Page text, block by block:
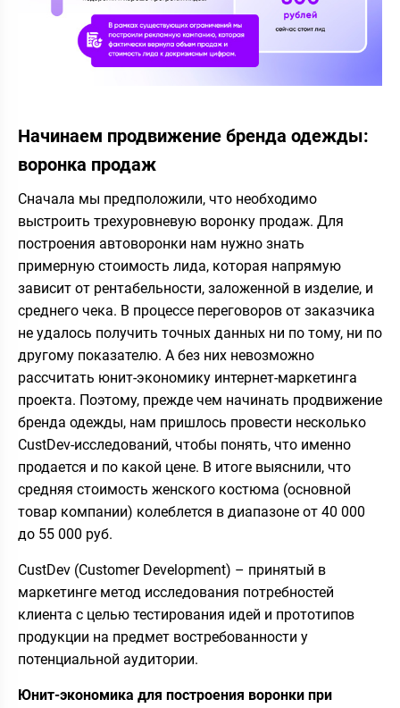
Начинаем продвижение бренда одежды:
воронка продаж
Сначала мы предположили, что необходимо
выстроить трехуровневую воронку продаж. Для
построения автоворонки нам нужно знать
примерную стоимость лида, которая напрямую
зависит от рентабельности, заложенной в изделие, и
среднего чека. В процессе переговоров от заказчика
не удалось получить точных данных ни по тому, ни по
другому показателю. А без них невозможно
рассчитать юнит-экономику интернет-маркетинга
проекта. Поэтому, прежде чем начинать продвижение
бренда одежды, нам пришлось провести несколько
CustDev-исследований, чтобы понять, что именно
продается и по какой цене. В итоге выяснили, что
средняя стоимость женского костюма (основной
товар компании) колеблется в диапазоне от 40 000
до 55 000 руб.
CustDev (Customer Development) – принятый в
маркетинге метод исследования потребностей
клиента с целью тестирования идей и прототипов
продукции на предмет востребованности у
потенциальной аудитории.
Юнит-экономика для построения воронки при